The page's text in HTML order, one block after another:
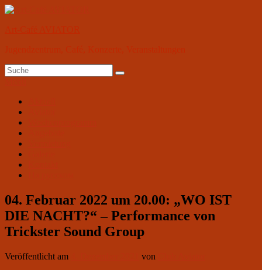
Zum
Suchen
nach:
Suchen
Primäres
Menü
04. Februar 2022 um 20.00: „WO IST
DIE NACHT?“ – Performance von
Trickster Sound Group
Veröffentlicht am von